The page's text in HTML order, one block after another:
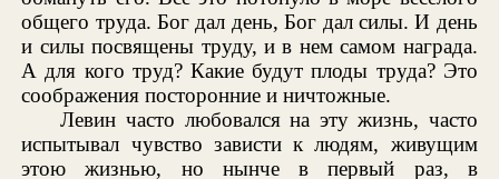
общего труда. Бог дал день, Бог дал силы. И день
и силы посвящены труду, и в нем самом награда.
А для кого труд? Какие будут плоды труда? Это
соображения посторонние и ничтожные.
Левин часто любовался на эту жизнь, часто
испытывал чувство зависти к людям, живущим
этою жизнью, но нынче в первый раз, в